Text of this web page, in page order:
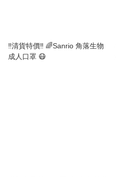
‼️清貨特價‼️ 🌈Sanrio 角落生物
成人口罩 😷